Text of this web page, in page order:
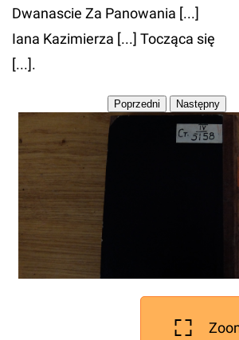
Dwanascie Za Panowania [...]
Iana Kazimierza [...] Tocząca się
[...].